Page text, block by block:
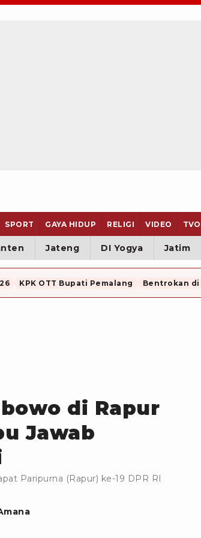
SPORT GAYA HIDUP RELIGI VIDEO
Jateng DI Yogya Jatim
KPK OTT Bupati Pemalang Bentrokan
di Rapur
Jawab
Paripurna (Rapur) ke-19 DPR RI